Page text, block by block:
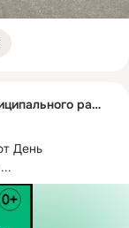
Администрация Перелюбского муниципального района
День
...